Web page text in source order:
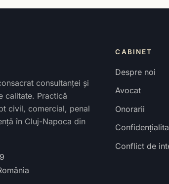
consultanței și
calitate. Practică
civil, comercial, penal
în Cluj-Napoca din
CABINET
Despre noi
Avocat
Onorarii
Conflict de